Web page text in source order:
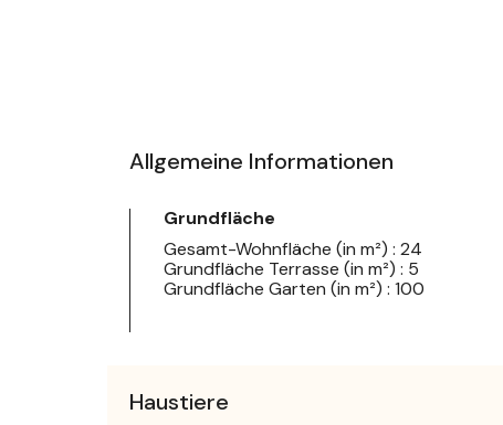
Allgemeine Informationen
Grundfläche
Gesamt-Wohnfläche (in m²) : 24
Grundfläche Terrasse (in m²) : 5
Grundfläche Garten (in m²) : 100
Haustiere